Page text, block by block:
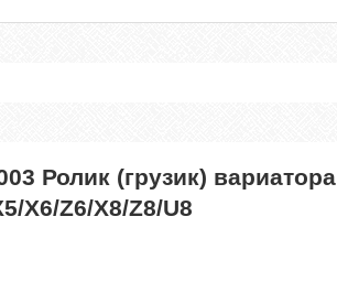
Ролик (грузик) вариатора
X6/Z6/X8/Z8/U8